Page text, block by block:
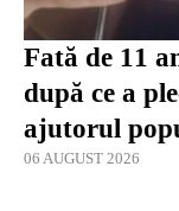
Fată de 11
după ce a
ajutorul
06 AUGUST 2026